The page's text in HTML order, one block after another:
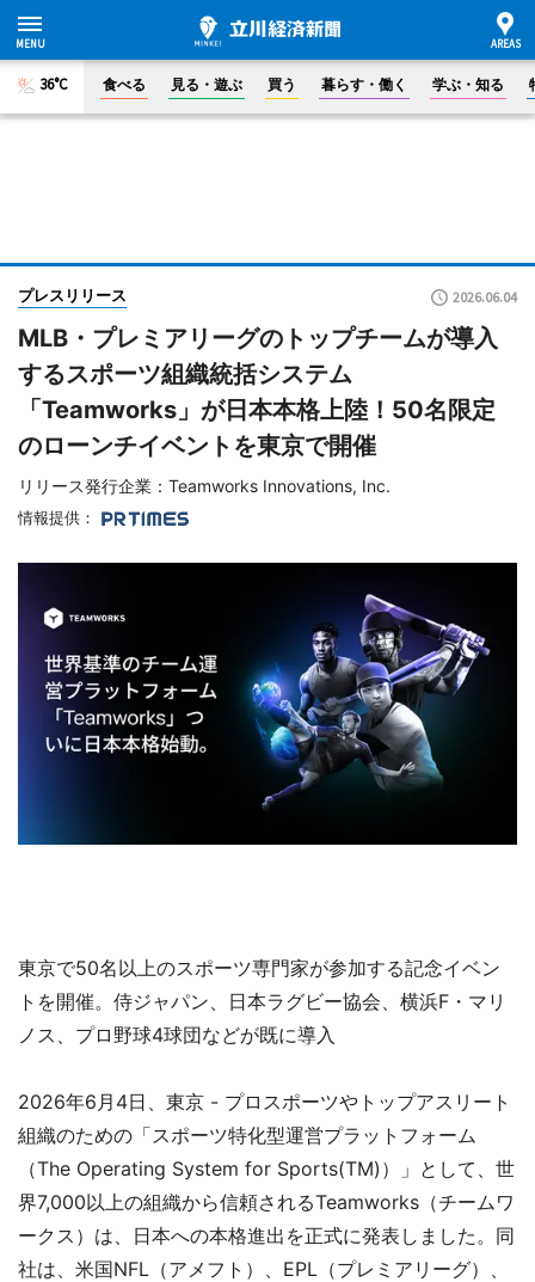
36°C 食べる 見る・遊ぶ 買う 暮らす・働く 学ぶ・知る
プレスリリース 2026.06.04
MLB・プレミアリーグのトップチームが導入
するスポーツ組織統括システム
「Teamworks」が日本本格上陸！50名限定
のローンチイベントを東京で開催
リリース発行企業：Teamworks Innovations, Inc.
情報提供：
東京で50名以上のスポーツ専門家が参加する記念イベン
トを開催。侍ジャパン、日本ラグビー協会、横浜F・マリ
ノス、プロ野球4球団などが既に導入
2026年6月4日、東京 - プロスポーツやトップアスリート
組織のための「スポーツ特化型運営プラットフォーム
（The Operating System for Sports(TM)）」として、世
界7,000以上の組織から信頼されるTeamworks（チームワ
ークス）は、日本への本格進出を正式に発表しました。同
社は、米国NFL（アメフト）、EPL（プレミアリーグ）、